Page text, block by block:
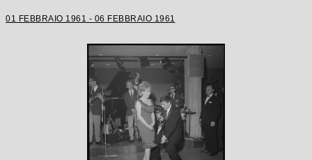
01 FEBBRAIO 1961 - 06 FEBBRAIO 1961